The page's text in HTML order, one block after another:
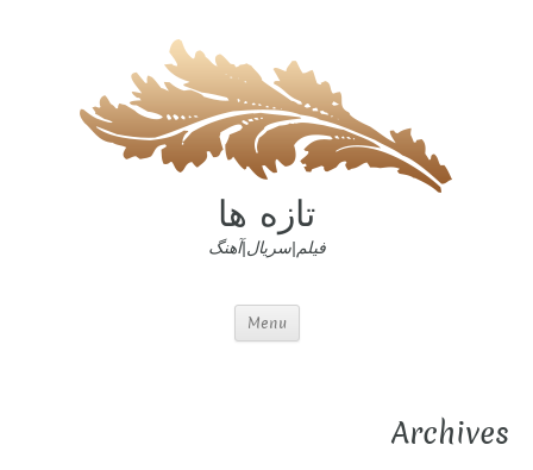
تازه ها
فیلم|سریال|آهنگ
Menu
Archives